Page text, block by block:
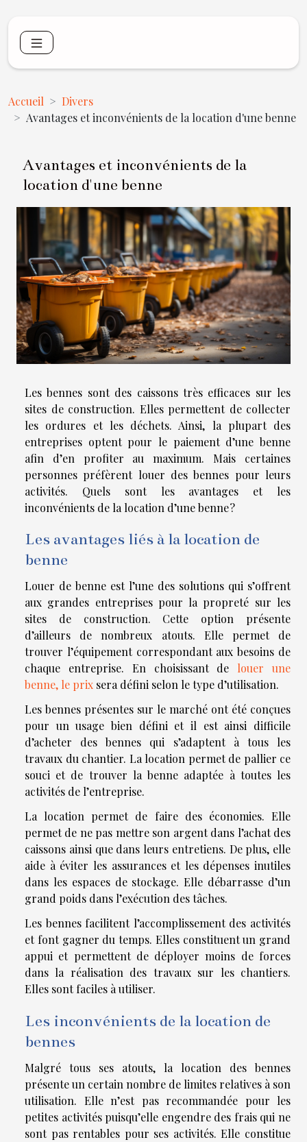
Accueil
Divers
Avantages et inconvénients de la location d'une benne
Avantages et inconvénients de la
location d'une benne
Les bennes sont des caissons très efficaces sur les
sites de construction. Elles permettent de collecter
les ordures et les déchets. Ainsi, la plupart des
entreprises optent pour le paiement d’une benne
afin d’en profiter au maximum. Mais certaines
personnes préfèrent louer des bennes pour leurs
activités. Quels sont les avantages et les
inconvénients de la location d’une benne ?
Les avantages liés à la location de
benne
Louer de benne est l’une des solutions qui s’offrent
aux grandes entreprises pour la propreté sur les
sites de construction. Cette option présente
d’ailleurs de nombreux atouts. Elle permet de
trouver l’équipement correspondant aux besoins de
chaque entreprise. En choisissant de louer une
benne, le prix sera défini selon le type d’utilisation.
Les bennes présentes sur le marché ont été conçues
pour un usage bien défini et il est ainsi difficile
d’acheter des bennes qui s’adaptent à tous les
travaux du chantier. La location permet de pallier ce
souci et de trouver la benne adaptée à toutes les
activités de l’entreprise.
La location permet de faire des économies. Elle
permet de ne pas mettre son argent dans l’achat des
caissons ainsi que dans leurs entretiens. De plus, elle
aide à éviter les assurances et les dépenses inutiles
dans les espaces de stockage. Elle débarrasse d’un
grand poids dans l’exécution des tâches.
Les bennes facilitent l’accomplissement des activités
et font gagner du temps. Elles constituent un grand
appui et permettent de déployer moins de forces
dans la réalisation des travaux sur les chantiers.
Elles sont faciles à utiliser.
Les inconvénients de la location de
bennes
Malgré tous ses atouts, la location des bennes
présente un certain nombre de limites relatives à son
utilisation. Elle n’est pas recommandée pour les
petites activités puisqu’elle engendre des frais qui ne
sont pas rentables pour ses activités. Elle constitue